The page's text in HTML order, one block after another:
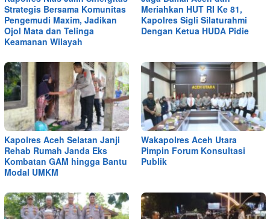
Strategis Bersama Komunitas
Pengemudi Maxim, Jadikan
Ojol Mata dan Telinga
Keamanan Wilayah
Meriahkan HUT RI Ke 81,
Kapolres Sigli Silaturahmi
Dengan Ketua HUDA Pidie
Kapolres Aceh Selatan Janji
Rehab Rumah Janda Eks
Kombatan GAM hingga Bantu
Modal UMKM
Wakapolres Aceh Utara
Pimpin Forum Konsultasi
Publik